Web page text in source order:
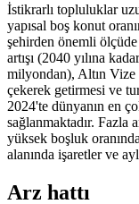
İstikrarlı topluluklar
yapısal boş konut
şehirden önemli ölçüde
artışı (2040 yılına
milyondan), Altın Vize
çekerek getirmesi ve
2024'te dünyanın en
sağlanmaktadır. Fazla
yüksek boşluk
alanında işaretler ve
Arz hattı